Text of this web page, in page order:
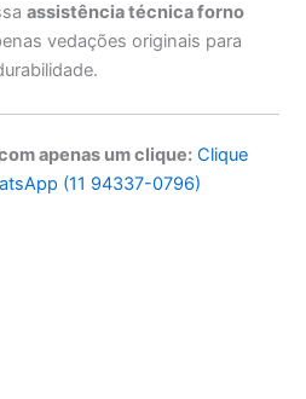
assistência técnica forno
vedações originais para
apenas um clique: Clique
(11 94337-0796)